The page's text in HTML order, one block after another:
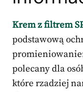
Krem z filtrem
podstawową
polecany dla
które rzadziej